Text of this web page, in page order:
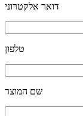
דואר אלקטרוני
טלפון
שם המוצר